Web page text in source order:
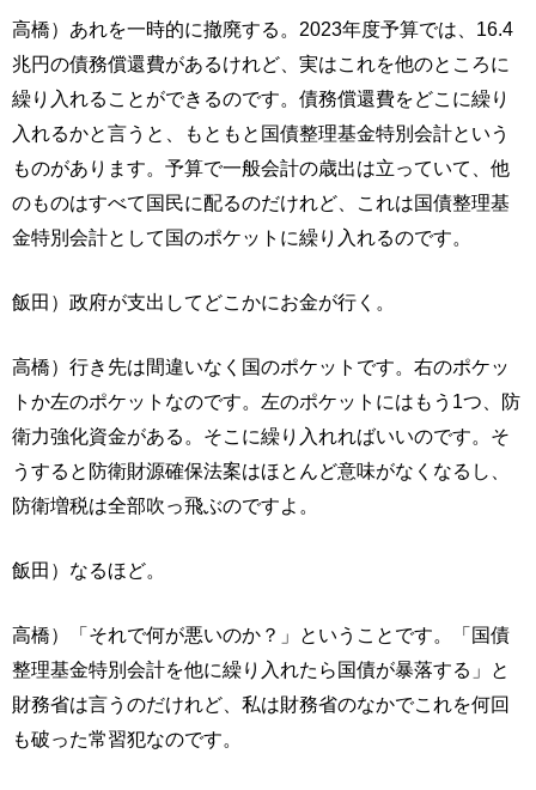
高橋）あれを一時的に撤廃する。2023年度予算では、16.4
兆円の債務償還費があるけれど、実はこれを他のところに
繰り入れることができるのです。債務償還費をどこに繰り
入れるかと言うと、もともと国債整理基金特別会計という
ものがあります。予算で一般会計の歳出は立っていて、他
のものはすべて国民に配るのだけれど、これは国債整理基
金特別会計として国のポケットに繰り入れるのです。
飯田）政府が支出してどこかにお金が行く。
高橋）行き先は間違いなく国のポケットです。右のポケッ
トか左のポケットなのです。左のポケットにはもう1つ、防
衛力強化資金がある。そこに繰り入れればいいのです。そ
うすると防衛財源確保法案はほとんど意味がなくなるし、
防衛増税は全部吹っ飛ぶのですよ。
飯田）なるほど。
高橋）「それで何が悪いのか？」ということです。「国債
整理基金特別会計を他に繰り入れたら国債が暴落する」と
財務省は言うのだけれど、私は財務省のなかでこれを何回
も破った常習犯なのです。